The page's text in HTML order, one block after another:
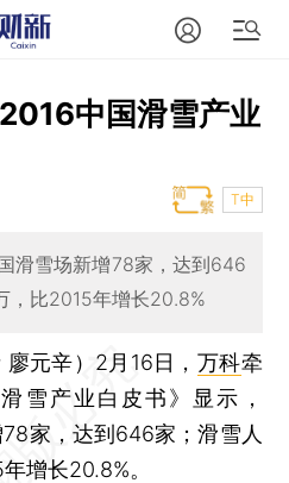
中国滑雪产业
T中
滑雪场新增78家，达到646
，比2015年增长20.8%
元辛） 2月16日， 万科牵
雪产业白皮书》显示，
78家，达到646家；滑雪人
增长20.8%。